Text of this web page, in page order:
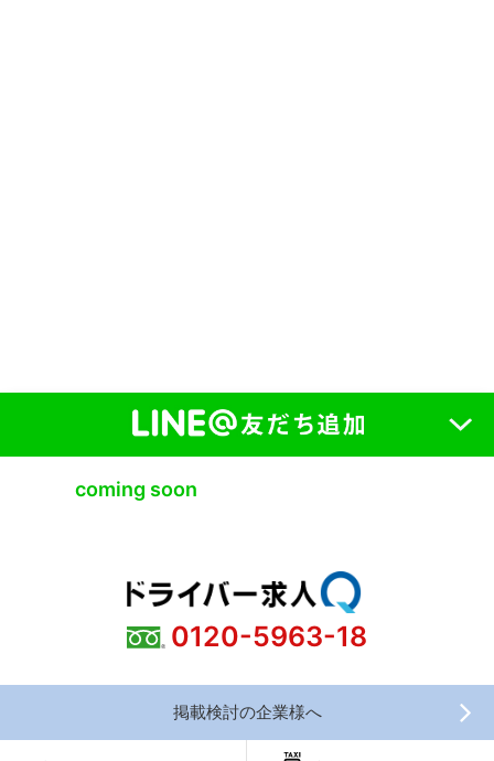
coming soon
0120-5963-18
掲載検討の企業様へ